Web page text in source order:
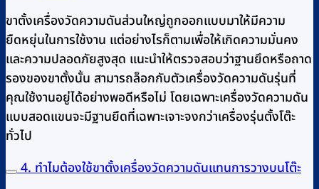
ขาตั้งเครื่องวัดความดันส่วนใหญ่ถูกออกแบบมาให้มีความ
ยืดหยุ่นในการใช้งาน แต่อย่างไรก็ตามเพื่อให้เกิดความมั่นคง
และความปลอดภัยสูงสุด แนะนำให้ตรวจสอบว่าฐานยึดหรือถาด
รองของขาตั้งนั้น สามารถล็อกกับตัวเครื่องวัดความดันรุ่นที่
คุณใช้งานอยู่ได้อย่างพอดีหรือไม่ โดยเฉพาะเครื่องวัดความดัน
แบบสอดแขนจะมีฐานยึดที่เฉพาะเจาะจงกว่าเครื่องรุ่นตั้งโต๊ะ
ทั่วไป
4. ทำไมต้องใช้ขาตั้งเครื่องวัดความดันแทนการวางบนโต๊ะ